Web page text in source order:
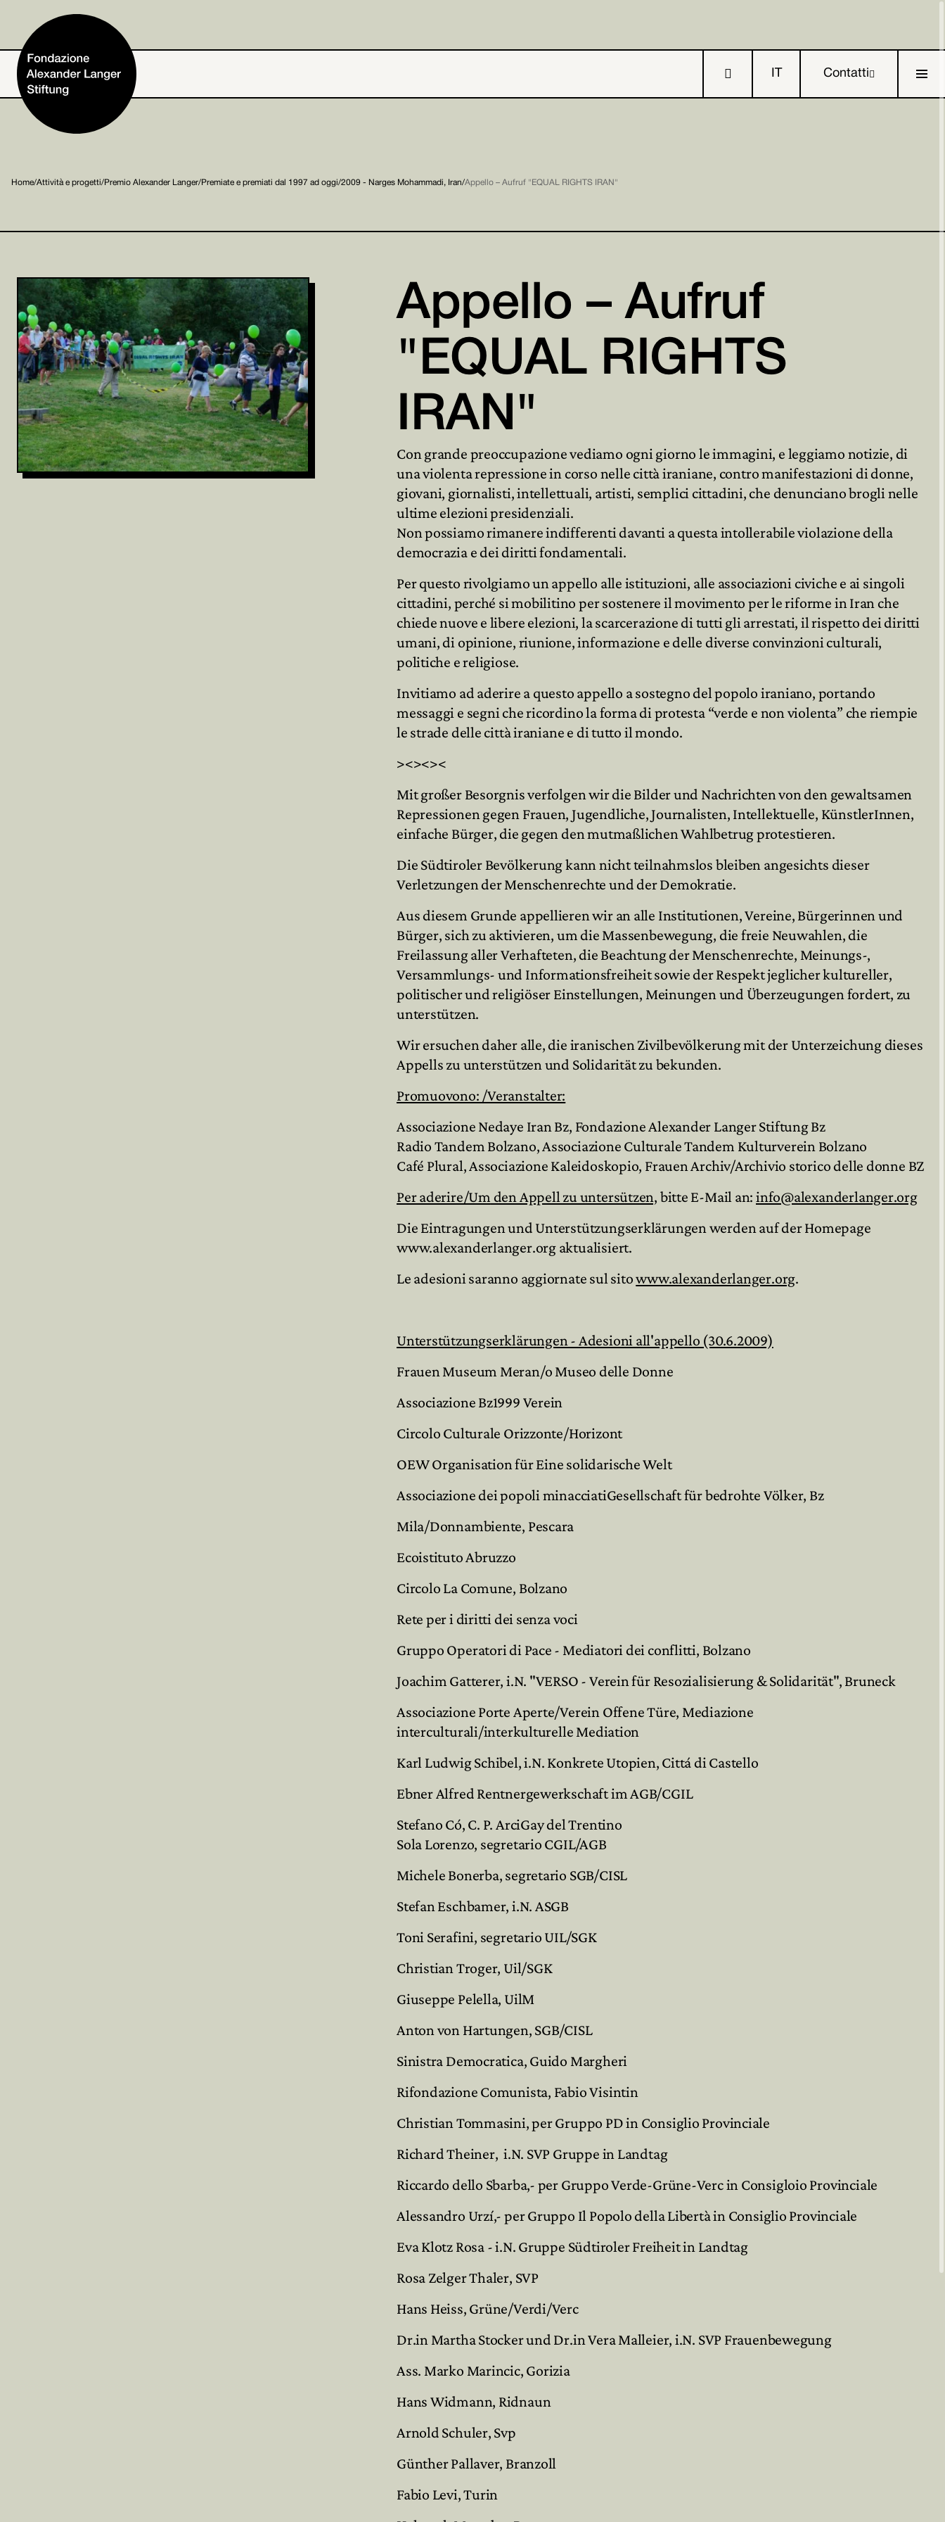
Alexander Langer
Archivio
Partecipa
 Contatti
Home/Attività e progetti/Premio Alexander Langer/Premiate e premiati dal 1997 ad oggi/2009 - Narges Mohammadi, Iran/Appello – Aufruf "EQUAL RIGHTS IRAN"
Appello – Aufruf
"EQUAL RIGHTS
IRAN"
Con grande preoccupazione vediamo ogni giorno le immagini, e leggiamo notizie, di
una violenta repressione in corso nelle città iraniane, contro manifestazioni di donne,
giovani, giornalisti, intellettuali, artisti, semplici cittadini, che denunciano brogli nelle
ultime elezioni presidenziali.
Non possiamo rimanere indifferenti davanti a questa intollerabile violazione della
democrazia e dei diritti fondamentali.
Per questo rivolgiamo un appello alle istituzioni, alle associazioni civiche e ai singoli
cittadini, perché si mobilitino per sostenere il movimento per le riforme in Iran che
chiede nuove e libere elezioni, la scarcerazione di tutti gli arrestati, il rispetto dei diritti
umani, di opinione, riunione, informazione e delle diverse convinzioni culturali,
politiche e religiose.
Invitiamo ad aderire a questo appello a sostegno del popolo iraniano, portando
messaggi e segni che ricordino la forma di protesta “verde e non violenta” che riempie
le strade delle città iraniane e di tutto il mondo.
><><><
Mit großer Besorgnis verfolgen wir die Bilder und Nachrichten von den gewaltsamen
Repressionen gegen Frauen, Jugendliche, Journalisten, Intellektuelle, KünstlerInnen,
einfache Bürger, die gegen den mutmaßlichen Wahlbetrug protestieren.
Die Südtiroler Bevölkerung kann nicht teilnahmslos bleiben angesichts dieser
Verletzungen der Menschenrechte und der Demokratie.
Aus diesem Grunde appellieren wir an alle Institutionen, Vereine, Bürgerinnen und
Bürger, sich zu aktivieren, um die Massenbewegung, die freie Neuwahlen, die
Freilassung aller Verhafteten, die Beachtung der Menschenrechte, Meinungs-,
Versammlungs- und Informationsfreiheit sowie der Respekt jeglicher kultureller,
politischer und religiöser Einstellungen, Meinungen und Überzeugungen fordert, zu
unterstützen.
Wir ersuchen daher alle, die iranischen Zivilbevölkerung mit der Unterzeichung dieses
Appells zu unterstützen und Solidarität zu bekunden.
Promuovono: /Veranstalter:
Associazione Nedaye Iran Bz, Fondazione Alexander Langer Stiftung Bz
Radio Tandem Bolzano, Associazione Culturale Tandem Kulturverein Bolzano
Café Plural, Associazione Kaleidoskopio, Frauen Archiv/Archivio storico delle donne BZ
Per aderire/Um den Appell zu untersützen, bitte E-Mail an:info@alexanderlanger.org
Die Eintragungen und Unterstützungserklärungen werden auf der Homepage
www.alexanderlanger.org aktualisiert.
Le adesioni saranno aggiornate sul sitowww.alexanderlanger.org.
Unterstützungserklärungen - Adesioni all'appello (30.6.2009)
Frauen Museum Meran/o Museo delle Donne
Associazione Bz1999 Verein
Circolo Culturale Orizzonte/Horizont
OEW Organisation für Eine solidarische Welt
Associazione dei popoli minacciatiGesellschaft für bedrohte Völker, Bz
Mila/Donnambiente, Pescara
Ecoistituto Abruzzo
Circolo La Comune, Bolzano
Rete per i diritti dei senza voci
Gruppo Operatori di Pace - Mediatori dei conflitti, Bolzano
Joachim Gatterer, i.N. "VERSO - Verein für Resozialisierung & Solidarität", Bruneck
Associazione Porte Aperte/Verein Offene Türe, Mediazione
interculturali/interkulturelle Mediation
Karl Ludwig Schibel, i.N. Konkrete Utopien, Cittá di Castello
Ebner Alfred Rentnergewerkschaft im AGB/CGIL
Stefano Có, C. P. ArciGay del Trentino
Sola Lorenzo, segretario CGIL/AGB
Michele Bonerba, segretario SGB/CISL
Stefan Eschbamer, i.N. ASGB
Toni Serafini, segretario UIL/SGK
Christian Troger, Uil/SGK
Giuseppe Pelella, UilM
Anton von Hartungen, SGB/CISL
Sinistra Democratica, Guido Margheri
Rifondazione Comunista, Fabio Visintin
Christian Tommasini, per Gruppo PD in Consiglio Provinciale
Richard Theiner, i.N. SVP Gruppe in Landtag
Riccardo dello Sbarba,- per Gruppo Verde-Grüne-Verc in Consigloio Provinciale
Alessandro Urzí,- per Gruppo Il Popolo della Libertà in Consiglio Provinciale
Eva Klotz Rosa - i.N. Gruppe Südtiroler Freiheit in Landtag
Rosa Zelger Thaler, SVP
Hans Heiss, Grüne/Verdi/Verc
Dr.in Martha Stocker und Dr.in Vera Malleier, i.N. SVP Frauenbewegung
Ass. Marko Marincic, Gorizia
Hans Widmann, Ridnaun
Arnold Schuler, Svp
Günther Pallaver, Branzoll
Fabio Levi, Turin